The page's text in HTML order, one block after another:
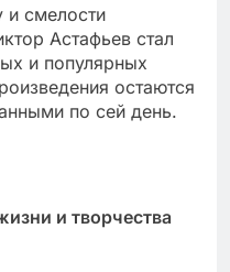
и смелости
Астафьев стал
и популярных
остаются
по сей день.
и творчества